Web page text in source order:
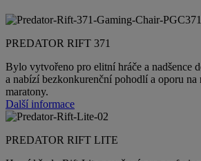
PREDATOR RIFT 371
Bylo vytvořeno pro elitní hráče a nadšence
a nabízí bezkonkurenční pohodlí a oporu na
maratony.
Další informace
PREDATOR RIFT LITE